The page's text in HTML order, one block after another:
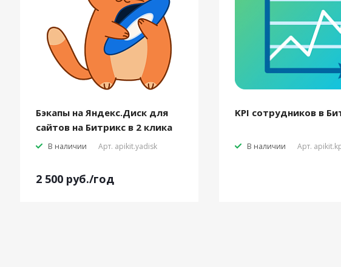
Бэкапы на Яндекс.Диск для
сайтов на Битрикс в 2 клика
В наличии Арт. apikit.yadisk
2 500 руб./год
KPI сотрудников в
В наличии Арт.